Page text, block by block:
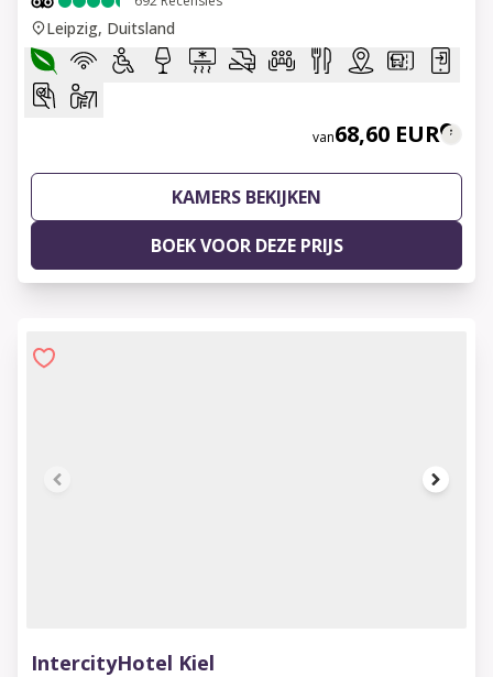
Leipzig, Duitsland
van68,60 EUR
KAMERS BEKIJKEN
BOEK VOOR DEZE PRIJS
IntercityHotel Kiel